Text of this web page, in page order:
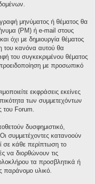
μηνύματος ή θέματος θα
(PM) ή e-mail στους
όχι με δημιουργία θέματος
του κανόνα αυτού θα
του συγκεκριμένου θέματος
με προσωπικό
εκφράσεις εκείνες
των συμμετεχόντων
του Forum.
δυσφημιστικό,
συμμετέχοντες κατανοούν
σε κάθε περίπτωση το
να διορθώνουν τις
τα προσβλητικά ή
παράνομο υλικό.